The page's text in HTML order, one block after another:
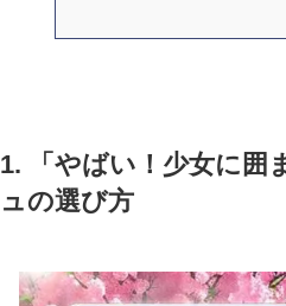
1. 「やばい！少女に囲
ュの選び方